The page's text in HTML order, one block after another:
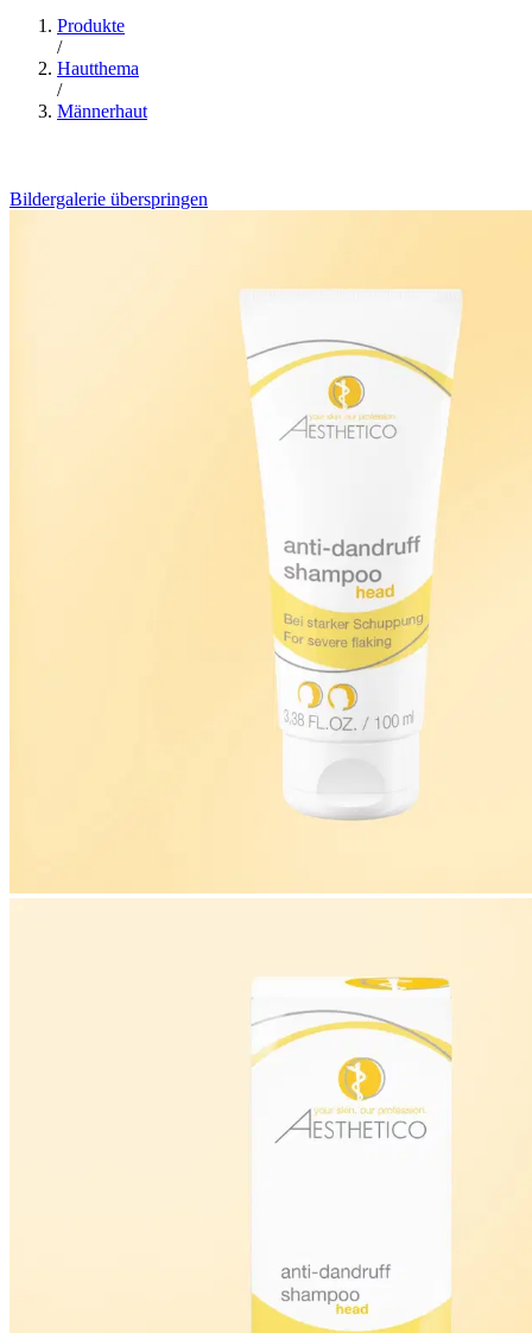
Produkte
/
Hautthema
/
Männerhaut
Bildergalerie überspringen